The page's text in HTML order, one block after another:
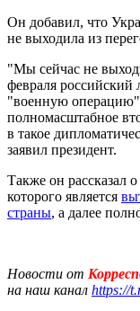
Он добавил, что
не выходила из
"Мы сейчас не
февраля российский
"военную
полномасштабное
в такое
заявил президент.
Также он рассказал
которого является
страны, а далее
Новости от
на наш канал https://